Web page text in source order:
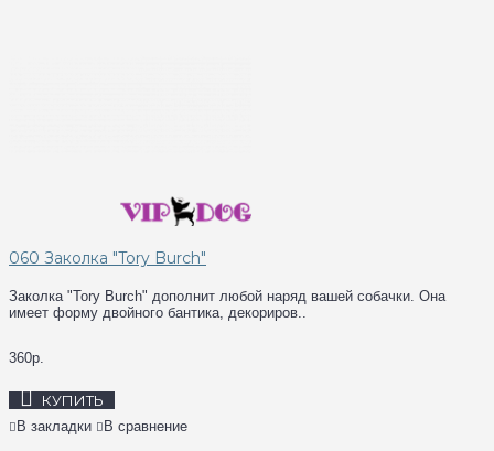
060 Заколка "Tory Burch"
Заколка "Tory Burch" дополнит любой наряд вашей собачки. Она
имеет форму двойного бантика, декориров..
360р.
КУПИТЬ
В закладки В сравнение